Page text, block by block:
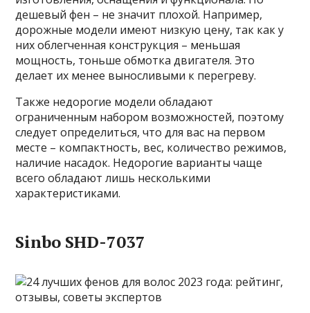
дешевый фен – не значит плохой. Например,
дорожные модели имеют низкую цену, так как у
них облегченная конструкция – меньшая
мощность, тоньше обмотка двигателя. Это
делает их менее выносливыми к перегреву.
Также недорогие модели обладают
ограниченным набором возможностей, поэтому
следует определиться, что для вас на первом
месте – компактность, вес, количество режимов,
наличие насадок. Недорогие варианты чаще
всего обладают лишь несколькими
характеристиками.
Sinbo SHD-7037